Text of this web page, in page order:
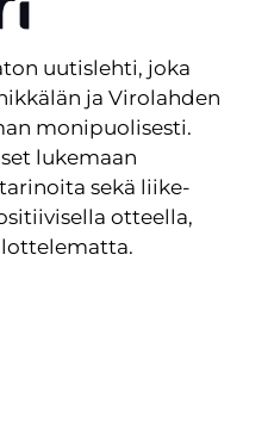
uutislehti, joka
ja Virolahden
monipuolisesti.
lukemaan
sekä liike-
otteella,